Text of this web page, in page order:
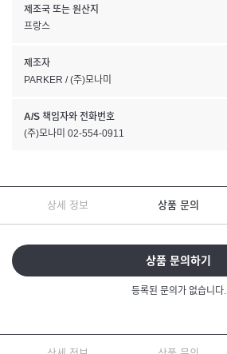
제조국 또는 원산지
프랑스
제조자
PARKER / (주)모나미
A/S 책임자와 전화번호
(주)모나미 02-554-0911
상세 정보 상품 문의
상품 문의하기
등록된 문의가 없습니다.